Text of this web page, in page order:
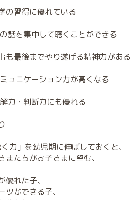
の習得に優れている
話を集中して聴くことができる
も最後までやり遂げる精神力がある
ュニケーション力が高くなる
力・判断力にも優れる
力」を幼児期に伸ばしておくと、
またちがお子さまに望む、
優れた子、
ツができる子、